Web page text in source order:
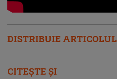
DISTRIBUIE ARTICOLUL
CITEȘTE ȘI